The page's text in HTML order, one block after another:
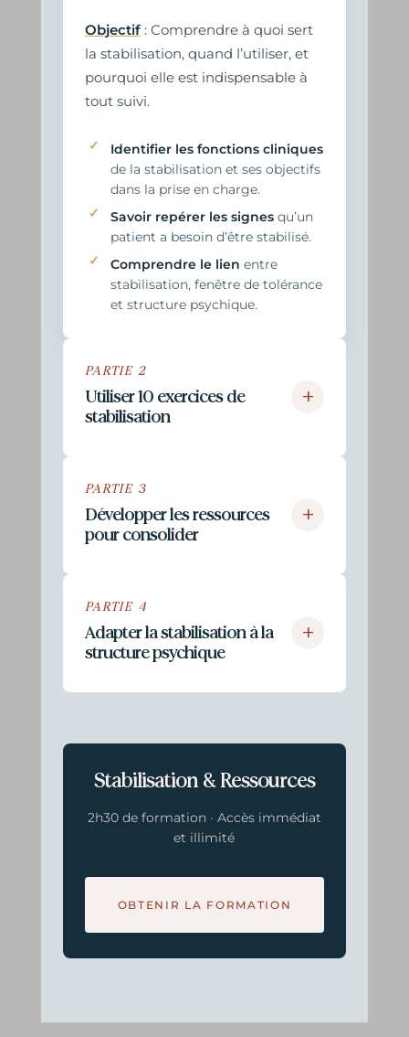
Objectif: Comprendre à quoi sert
la stabilisation, quand l’utiliser, et
pourquoi elle est indispensable à
tout suivi.
Identifier les fonctions cliniques
de la stabilisation et ses objectifs
dans la prise en charge.
Savoir repérer les signesqu’un
patient a besoin d’être stabilisé.
Comprendre le lien entre
stabilisation, fenêtre de tolérance
et structure psychique.
PARTIE 2
Utiliser 10 exercices de
stabilisation
+
PARTIE 3
Développer les ressources
pour consolider
+
PARTIE 4
Adapter la stabilisation à la
structure psychique
+
Stabilisation & Ressources
2h30 de formation · Accès immédiat
et illimité
OBTENIR LA FORMATION